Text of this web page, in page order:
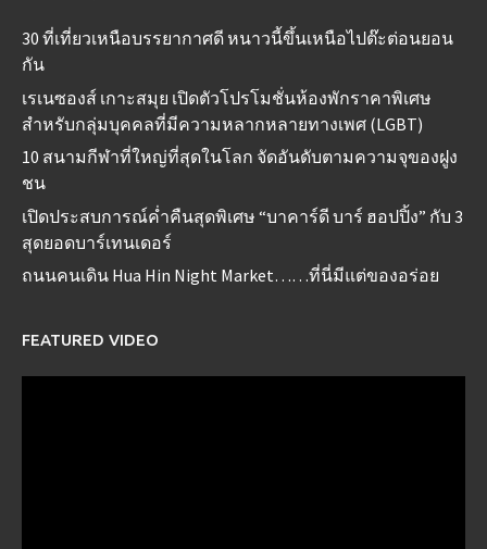
30 ที่เที่ยวเหนือบรรยากาศดี หนาวนี้ขึ้นเหนือไปต๊ะต่อนยอน
กัน
เรเนซองส์ เกาะสมุย เปิดตัวโปรโมชั่นห้องพักราคาพิเศษ
สำหรับกลุ่มบุคคลที่มีความหลากหลายทางเพศ (LGBT)
10 สนามกีฬาที่ใหญ่ที่สุดในโลก จัดอันดับตามความจุของฝูง
ชน
เปิดประสบการณ์ค่ำคืนสุดพิเศษ “บาคาร์ดี บาร์ ฮอปปิ้ง” กับ 3
สุดยอดบาร์เทนเดอร์
ถนนคนเดิน Hua Hin Night Market……ที่นี่มีแต่ของอร่อย
FEATURED VIDEO